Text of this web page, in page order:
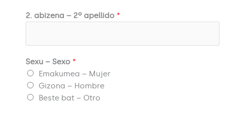
2. abizena – 2º apellido *
Sexu – Sexo *
Emakumea – Mujer
Gizona – Hombre
Beste bat – Otro